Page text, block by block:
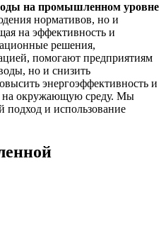
на промышленном уровне
нормативов, но и
на эффективность и
решения,
помогают предприятиям
но и снизить
энергоэффективность и
на окружающую среду. Мы
подход и использование